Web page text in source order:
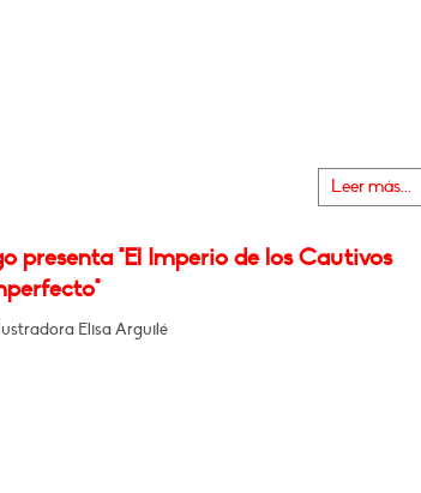
Leer más...
presenta "El Imperio de los Cautivos
Elisa Arguilé